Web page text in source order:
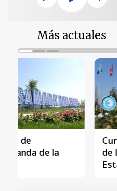
Más actuales
Cumbre Samarkanda
de la Organización de
Estados Túrquicos